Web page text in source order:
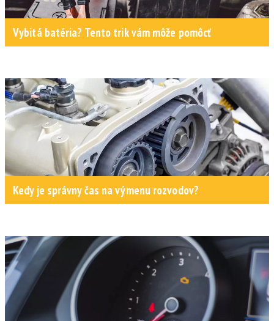
Vybitá batéria? Tento trik vám môže pomôcť
Kedy je správny čas na výmenu rozvodov?